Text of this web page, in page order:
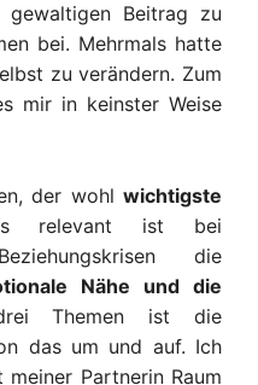
Beitrag zu
bei. Mehrmals hatte
zu verändern. Zum
mir in keinster Weise
der wohl wichtigste
relevant ist bei
die
Nähe und die
Themen ist die
das um und auf. Ich
Partnerin Raum